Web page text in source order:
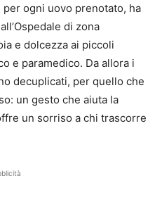
per ogni uovo prenotato, ha
di zona
e dolcezza ai piccoli
e paramedico. Da allora i
decuplicati, per quello che
un gesto che aiuta la
un sorriso a chi trascorre